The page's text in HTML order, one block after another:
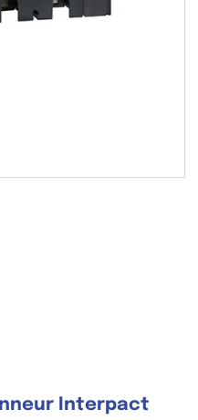
Interpact